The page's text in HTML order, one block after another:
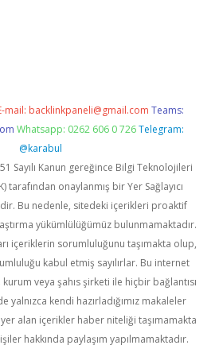
mail: backlinkpaneli@gmail.com Teams:
Whatsapp: 0262 606 0 726 Telegram:
@karabul
Sayılı Kanun gereğince Bilgi Teknolojileri
tarafından onaylanmış bir Yer Sağlayıcı
Bu nedenle, sitedeki içerikleri proaktif
yükümlülüğümüz bulunmamaktadır.
içeriklerin sorumluluğunu taşımakta olup,
kabul etmiş sayılırlar. Bu internet
veya şahıs şirketi ile hiçbir bağlantısı
yalnızca kendi hazırladığımız makaleler
alan içerikler haber niteliği taşımamakta
hakkında paylaşım yapılmamaktadır.